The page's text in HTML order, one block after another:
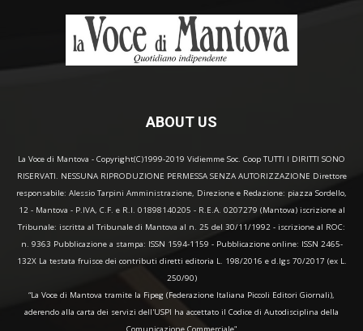
ABOUT US
La Voce di Mantova - Copyright(C)1999-2019 Vidiemme Soc. Coop TUTTI I DIRITTI SONO
RISERVATI. NESSUNA RIPRODUZIONE PERMESSA SENZA AUTORIZZAZIONE Direttore
responsabile: Alessio Tarpini Amministrazione, Direzione e Redazione: piazza Sordello,
12 - Mantova - P.IVA, C.F. e R.I. 01898140205 - R.E.A. 0207279 (Mantova) iscrizione al
Tribunale: iscritta al Tribunale di Mantova al n. 25 del 30/11/1992 - iscrizione al ROC:
n. 9363 Pubblicazione a stampa: ISSN 1594-1159 - Pubblicazione online: ISSN 2465-
132X La testata fruisce dei contributi diretti editoria L. 198/2016 e d.lgs 70/2017 (ex L.
250/90)
“La Voce di Mantova tramite la Fipeg (Federazione Italiana Piccoli Editori Giornali),
aderendo alla carta dei servizi dell'USPI ha accettato il Codice di Autodisciplina della